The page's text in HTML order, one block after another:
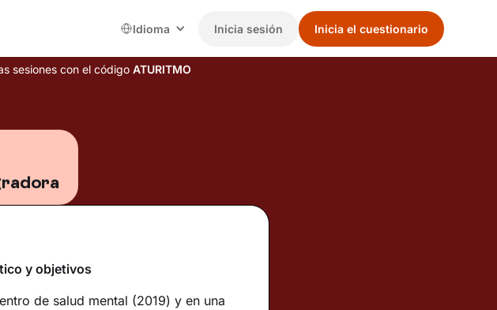
Idioma Inicia sesión Inicia el cuestionario
sesiones con el código ATURITMO
y objetivos
de salud mental (2019) y en una